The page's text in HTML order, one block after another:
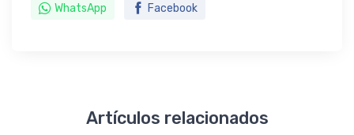
WhatsApp Facebook
Artículos relacionados